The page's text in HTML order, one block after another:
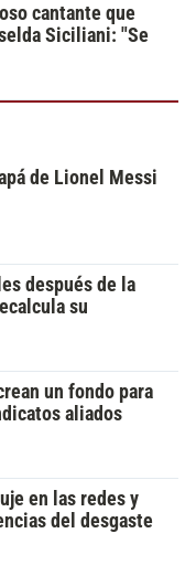
cantante que
Siciliani: "Se
de Lionel Messi
después de la
su
un fondo para
aliados
en las redes y
del desgaste